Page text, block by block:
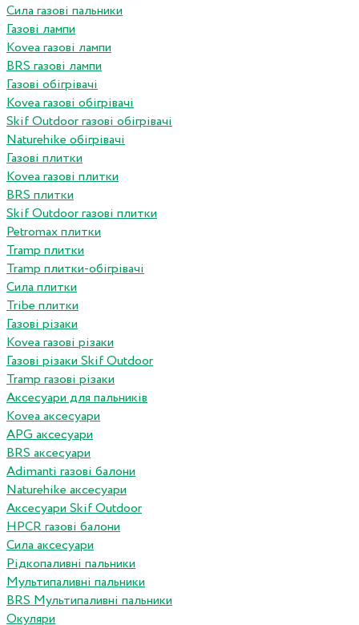
Сила газові пальники
Газові лампи
Kovea газові лампи
BRS газові лампи
Газові обігрівачі
Kovea газові обігрівачі
Skif Outdoor газові обігрівачі
Naturehike обігрівачі
Газові плитки
Kovea газові плитки
BRS плитки
Skif Outdoor газові плитки
Petromax плитки
Tramp плитки
Tramp плитки-обігрівачі
Сила плитки
Tribe плитки
Газові різаки
Kovea газові різаки
Газові різаки Skif Outdoor
Tramp газові різаки
Аксесуари для пальників
Kovea аксесуари
APG аксесуари
BRS аксесуари
Adimanti газові балони
Naturehike аксесуари
Аксесуари Skif Outdoor
HPCR газові балони
Сила аксесуари
Рідкопаливні пальники
Мультипаливні пальники
BRS Мультипаливні пальники
Окуляри